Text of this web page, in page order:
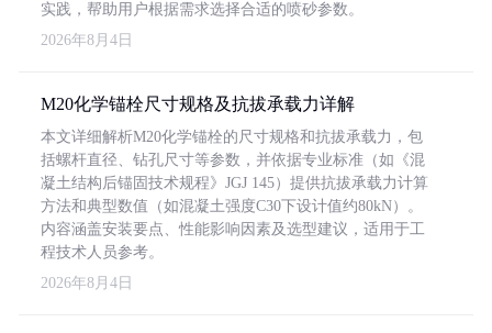
实践，帮助用户根据需求选择合适的喷砂参数。
2026年8月4日
M20化学锚栓尺寸规格及抗拔承载力详解
本文详细解析M20化学锚栓的尺寸规格和抗拔承载力，包
括螺杆直径、钻孔尺寸等参数，并依据专业标准（如《混
凝土结构后锚固技术规程》JGJ 145）提供抗拔承载力计算
方法和典型数值（如混凝土强度C30下设计值约80kN）。
内容涵盖安装要点、性能影响因素及选型建议，适用于工
程技术人员参考。
2026年8月4日